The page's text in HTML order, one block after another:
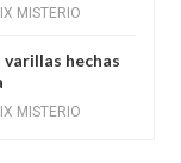
MISTERIO
hechas
MISTERIO